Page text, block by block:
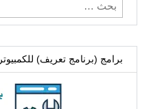
عن:
برامج (برنامج تعريف) للكمبيوتر